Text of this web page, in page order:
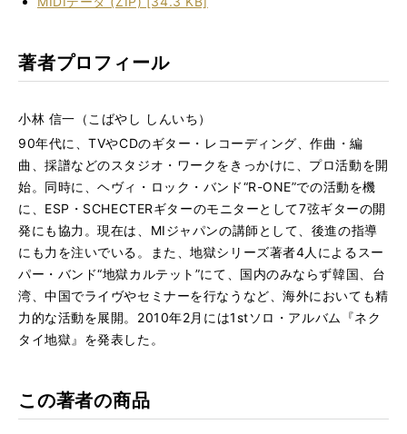
著者プロフィール
小林 信一（こばやし しんいち）
90年代に、TVやCDのギター・レコーディング、作曲・編
曲、採譜などのスタジオ・ワークをきっかけに、プロ活動を開
始。同時に、ヘヴィ・ロック・バンド“R-ONE”での活動を機
に、ESP・SCHECTERギターのモニターとして7弦ギターの開
発にも協力。現在は、MIジャパンの講師として、後進の指導
にも力を注いでいる。また、地獄シリーズ著者4人によるスー
パー・バンド“地獄カルテット”にて、国内のみならず韓国、台
湾、中国でライヴやセミナーを行なうなど、海外においても精
力的な活動を展開。2010年2月には1stソロ・アルバム『ネク
タイ地獄』を発表した。
この著者の商品